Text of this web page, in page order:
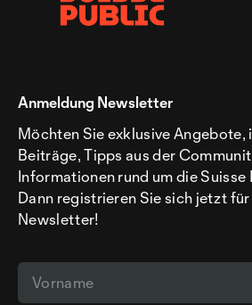
Anmeldung Newsletter
Möchten Sie exklusive Angebote,
Beiträge, Tipps aus der
Informationen rund um die Suisse
Dann registrieren Sie sich jetzt
Newsletter!